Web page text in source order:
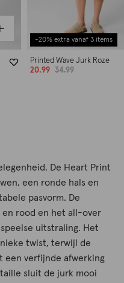
-20% extra vanaf 3 items
Printed Wave Jurk Roze
20.99
34.99
De Heart Print
een ronde hals en
pasvorm. De
en rood en het all-over
uitstraling. Het
twist, terwijl de
een verfijnde afwerking
sluit de jurk mooi